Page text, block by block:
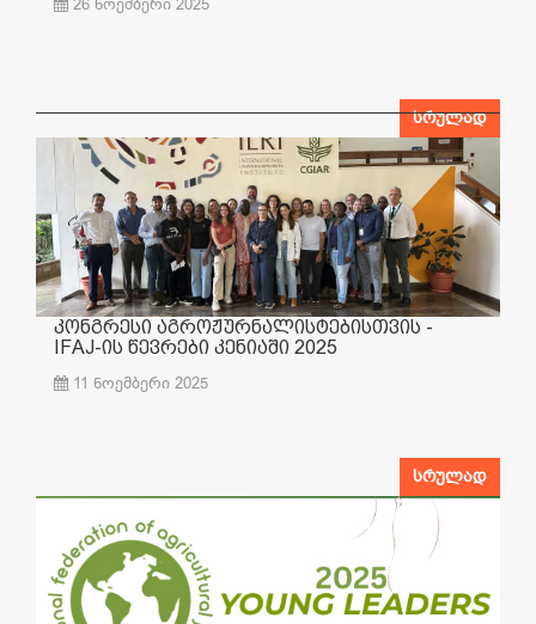
26 ნოემბერი 2025
სრულად
კონგრესი აგროჟურნალისტებისთვის -
IFAJ-ის წევრები კენიაში 2025
11 ნოემბერი 2025
სრულად